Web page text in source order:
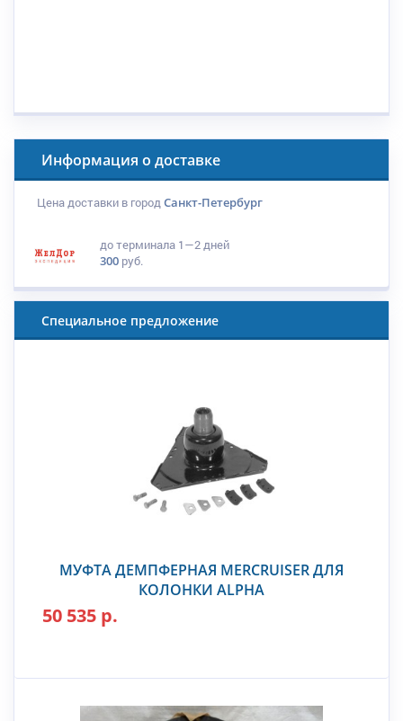
Информация о доставке
Цена доставки в городСанкт-Петербург
до терминала 1—2 дней
300 руб.
Специальное предложение
МУФТА ДЕМПФЕРНАЯ MERCRUISER ДЛЯ
КОЛОНКИ ALPHA
50 535 р.